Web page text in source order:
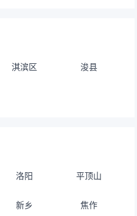
淇滨区 浚县
洛阳 平顶山
新乡 焦作